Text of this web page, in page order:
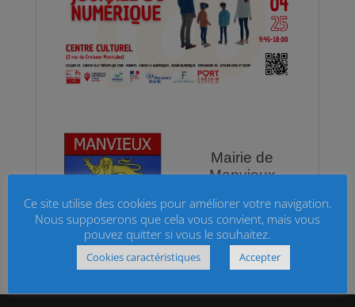
Ce site utilise des cookies pour améliorer votre navigation.
Nous supposerons que cela vous convient, mais vous
pouvez quitter si vous le souhaitez.
Cookies caractéristiques Accepter